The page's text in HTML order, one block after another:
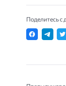
Поделитесь с